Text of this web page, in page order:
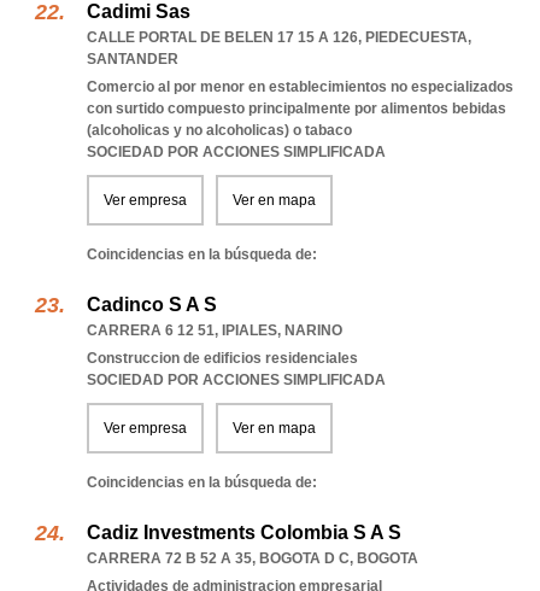
Cadimi Sas
CALLE PORTAL DE BELEN 17 15 A 126, PIEDECUESTA,
SANTANDER
Comercio al por menor en establecimientos no especializados
con surtido compuesto principalmente por alimentos bebidas
(alcoholicas y no alcoholicas) o tabaco
SOCIEDAD POR ACCIONES SIMPLIFICADA
Ver empresa Ver en mapa
Coincidencias en la búsqueda de:
Cadinco S A S
CARRERA 6 12 51, IPIALES, NARINO
Construccion de edificios residenciales
SOCIEDAD POR ACCIONES SIMPLIFICADA
Ver empresa Ver en mapa
Coincidencias en la búsqueda de:
Cadiz Investments Colombia S A S
CARRERA 72 B 52 A 35, BOGOTA D C, BOGOTA
Actividades de administracion empresarial